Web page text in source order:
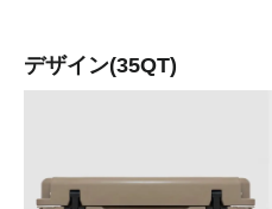
デザイン(35QT)